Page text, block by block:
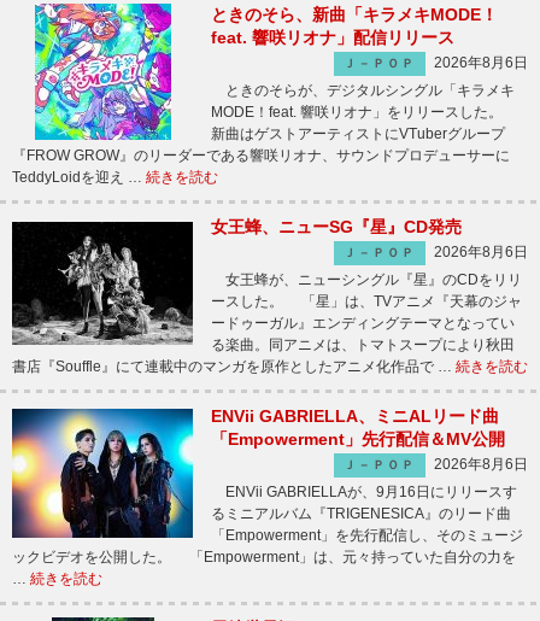
ときのそら、新曲「キラメキMODE！
feat. 響咲リオナ」配信リリース
Ｊ－ＰＯＰ
2026年8月6日
ときのそらが、デジタルシングル「キラメキ
MODE！feat. 響咲リオナ」をリリースした。
新曲はゲストアーティストにVTuberグループ
『FROW GROW』のリーダーである響咲リオナ、サウンドプロデューサーに
TeddyLoidを迎え … 続きを読む
女王蜂、ニューSG『星』CD発売
Ｊ－ＰＯＰ
2026年8月6日
女王蜂が、ニューシングル『星』のCDをリリ
ースした。 「星」は、TVアニメ『天幕のジャ
ードゥーガル』エンディングテーマとなってい
る楽曲。同アニメは、トマトスープにより秋田
書店『Souffle』にて連載中のマンガを原作としたアニメ化作品で … 続きを読む
ENVii GABRIELLA、ミニALリード曲
「Empowerment」先行配信＆MV公開
Ｊ－ＰＯＰ
2026年8月6日
ENVii GABRIELLAが、9月16日にリリースす
るミニアルバム『TRIGENESICA』のリード曲
「Empowerment」を先行配信し、そのミュージ
ックビデオを公開した。 「Empowerment」は、元々持っていた自分の力を
… 続きを読む